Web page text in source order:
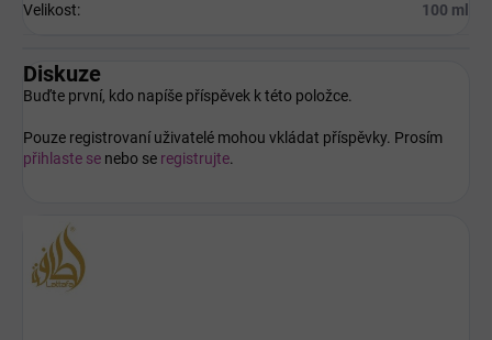
Velikost: 100 ml
Diskuze
Buďte první, kdo napíše příspěvek k této položce.
Pouze registrovaní uživatelé mohou vkládat příspěvky. Prosím
přihlaste se nebo se registrujte.